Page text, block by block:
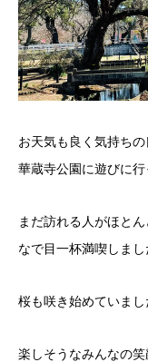
お天気も良く気持ち
華蔵寺公園に遊びに行
まだ訪れる人がほと
なで目一杯満喫しまし
桜も咲き始めていまし
楽しそうなみんなの笑